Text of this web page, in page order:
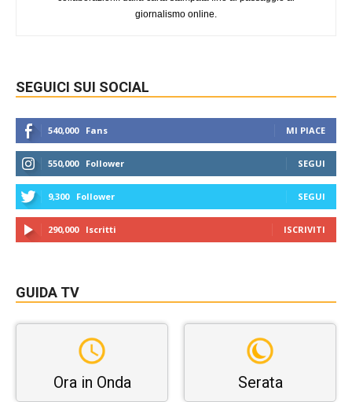
giornalismo online.
SEGUICI SUI SOCIAL
540,000 Fans MI PIACE
550,000 Follower SEGUI
9,300 Follower SEGUI
290,000 Iscritti ISCRIVITI
GUIDA TV
Ora in Onda Serata